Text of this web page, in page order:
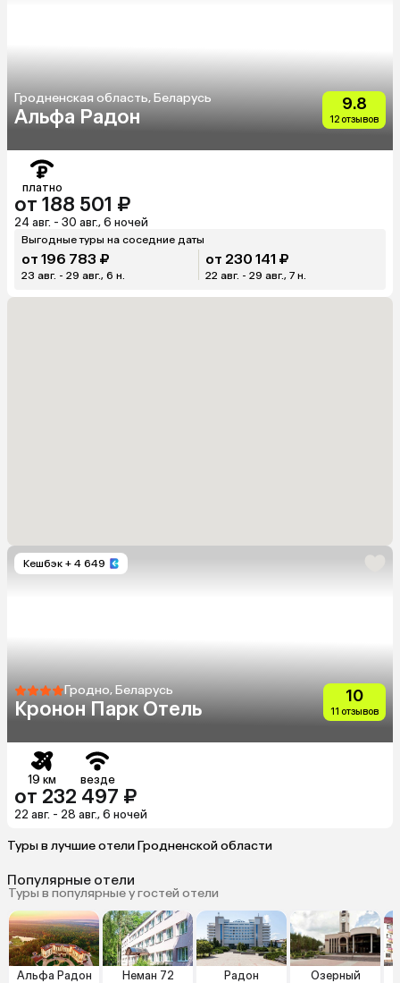
Гродненская область, Беларусь
Альфа Радон
9.8
12 отзывов
платно
от 188 501 ₽
24 авг. - 30 авг., 6 ночей
Выгодные туры на соседние даты
от 196 783 ₽
23 авг. - 29 авг., 6 н.
от 230 141 ₽
22 авг. - 29 авг., 7 н.
Кешбэк + 4 649
Гродно, Беларусь
Кронон Парк Отель
10
11 отзывов
19 км везде
от 232 497 ₽
22 авг. - 28 авг., 6 ночей
Туры в лучшие отели Гродненской области
Популярные отели
Туры в популярные у гостей отели
Альфа Радон Неман 72 Радон Озерный